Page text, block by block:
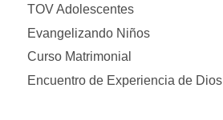
TOV Adolescentes
Evangelizando Niños
Curso Matrimonial
Encuentro de Experiencia de Dios